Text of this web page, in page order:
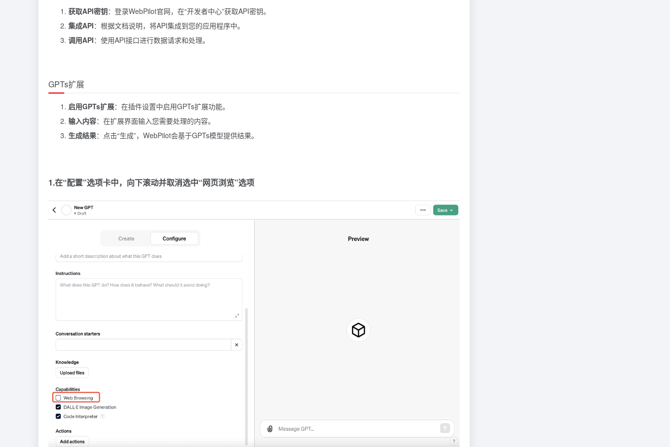
获取API密钥：登录WebPilot官网，在“开发者中心”获取API密钥。
集成API：根据文档说明，将API集成到您的应用程序中。
调用API：使用API接口进行数据请求和处理。
GPTs扩展
启用GPTs扩展：在插件设置中启用GPTs扩展功能。
输入内容：在扩展界面输入您需要处理的内容。
生成结果：点击“生成”，WebPilot会基于GPTs模型提供结果。
1.在“配置”选项卡中，向下滚动并取消选中“网页浏览”选项